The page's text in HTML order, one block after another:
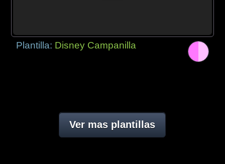
Plantilla: Disney Campanilla
Ver mas plantillas